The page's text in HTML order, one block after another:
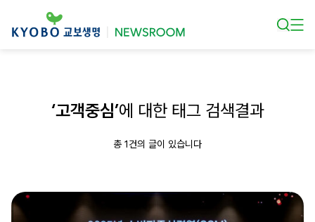
‘고객중심’에 대한 태그 검색결과
총 1건의 글이 있습니다